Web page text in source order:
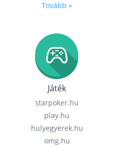
Tovább »
Játék
starpoker.hu
play.hu
hulyegyerek.hu
omg.hu